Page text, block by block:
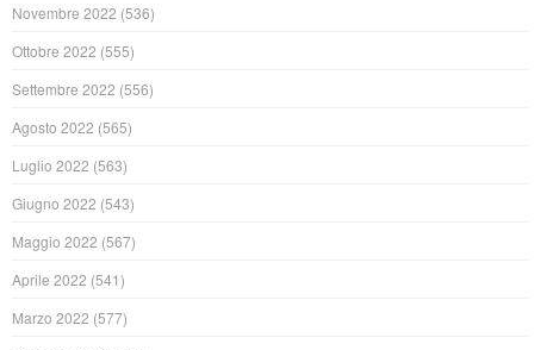
Novembre 2022 (536)
Ottobre 2022 (555)
Settembre 2022 (556)
Agosto 2022 (565)
Luglio 2022 (563)
Giugno 2022 (543)
Maggio 2022 (567)
Aprile 2022 (541)
Marzo 2022 (577)